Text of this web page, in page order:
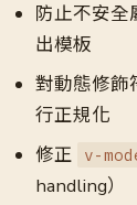
防止不安全
出模板
對動態修飾
行正規化
修正
v-
handling）